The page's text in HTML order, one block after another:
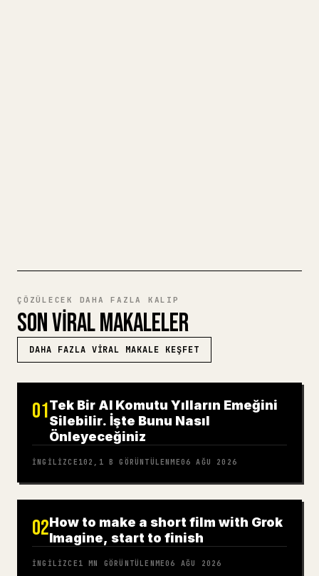
ÇÖZÜLECEK DAHA FAZLA KALIP
SON VIRAL MAKALELER
DAHA FAZLA VIRAL MAKALE KEŞFET
01Tek Bir AI Komutu Yılların Emeğini
Silebilir. İşte Bunu Nasıl
Önleyeceğiniz
İNGILIZCE 102,1 B GÖRÜNTÜLENME06 AĞU 2026
02How to make a short film with Grok
Imagine, start to finish
İNGILIZCE 1 MN GÖRÜNTÜLENME06 AĞU 2026